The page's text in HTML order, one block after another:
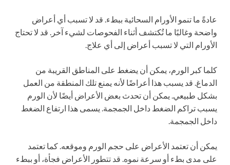
عادةً ما تنمو الأورام السحائية ببطء. قد لا تسبب أي أعراض
واضحة وغالبًا ما تُكتشف أثناء الفحوصات لشيء آخر. قد لا تحتاج
الأورام التي لا تسبب أعراض إلى أي علاج.
كلما كبر الورم، يمكن أن يضغط على المناطق القريبة من
الدماغ. قد يسبب هذا أعراضًا لأنه يمنع تلك المنطقة من العمل
بشكل طبيعي. يمكن أن تحدث بعض الأعراض أيضًا لأن الورم
يسبب تراكم الضغط داخل الجمجمة. يسمى هذا ارتفاع الضغط
داخل الجمجمة.
يمكن أن تعتمد الأعراض على حجم الورم وموقعه. كما تعتمد
على مدى بطء أو سرعة نموه. قد تتطور الأعراض فجأة، أو ببطء